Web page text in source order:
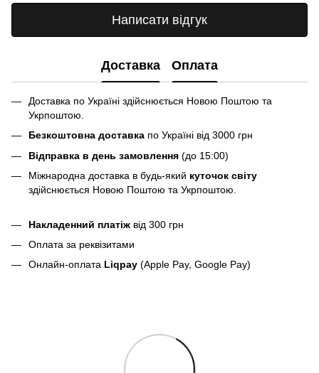
Написати відгук
Доставка Оплата
Доставка по Україні здійснюється Новою Поштою та
Укрпоштою.
Безкоштовна доставка по Україні від 3000 грн
Відправка в день замовлення (до 15:00)
Міжнародна доставка в будь-який куточок світу
здійснюється Новою Поштою та Укрпоштою.
Накладенний платіж від 300 грн
Оплата за реквізитами
Онлайн-оплата Liqpay (Apple Pay, Google Pay)